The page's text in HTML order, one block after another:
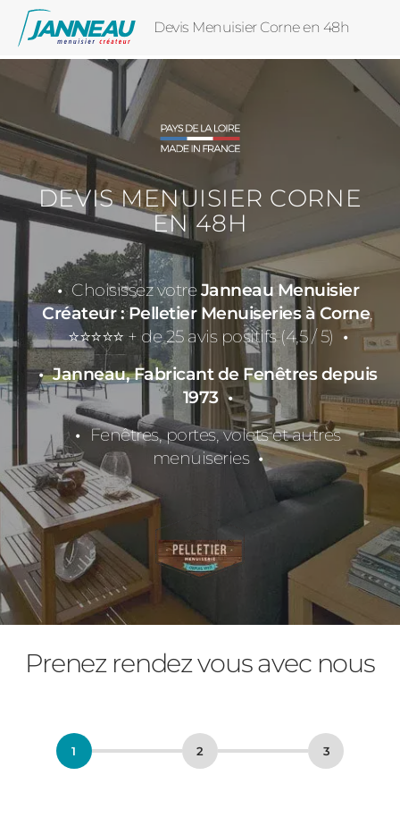
Devis Menuisier Corne en 48h
DEVIS MENUISIER CORNE
EN 48H
Choisissez votreJanneau Menuisier
Créateur : Pelletier Menuiseries à Corne,
⭐⭐⭐⭐⭐ + de 25 avis positifs (4,5 / 5)
Janneau, Fabricant de Fenêtres depuis
1973
Fenêtres, portes, volets et autres
menuiseries
Prenez rendez vous avec nous